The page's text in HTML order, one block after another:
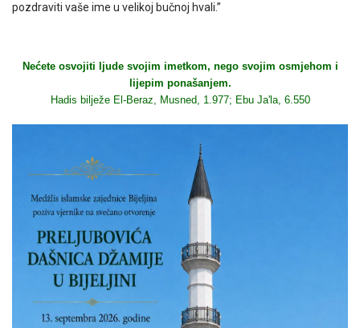
pozdraviti vaše ime u velikoj bučnoj hvali.”
Nećete osvojiti ljude svojim imetkom, nego svojim osmjehom i
lijepim ponašanjem.
Hadis bilježe El-Beraz, Musned, 1.977; Ebu Ja'la, 6.550